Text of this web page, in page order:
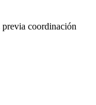
previa coordinación